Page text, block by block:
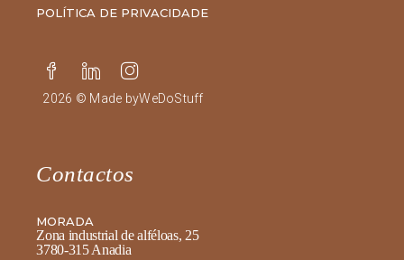
POLÍTICA DE PRIVACIDADE
2026 © Made byWeDoStuff
Contactos
MORADA
Zona industrial de alféloas, 25
3780-315 Anadia